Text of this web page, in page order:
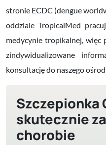
stronie ECDC (dengue
oddziale TropicalMed
medycynie tropikalnej, więc
zindywidualizowane
konsultację do naszego
Szczepionka
skutecznie
chorobie